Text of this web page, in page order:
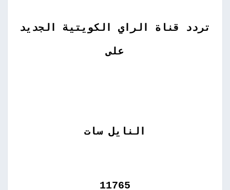
تردد قناة الراي الكويتية الجديد
على
النايل سات
11765